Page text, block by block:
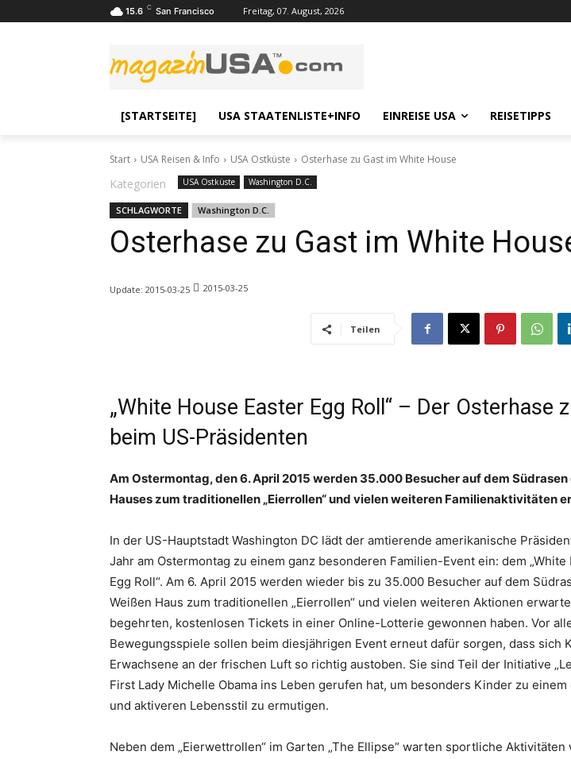
15.6 C San Francisco Freitag, 07. August, 2026
[STARTSEITE] USA STAATENLISTE+INFO EINREISE USA REISETIPPS
Start USA Reisen & Info USA Ostküste Osterhase zu Gast im White House
Kategorien USA Ostküste Washington D.C.
SCHLAGWORTE Washington D.C.
Osterhase zu Gast im White
Update: 2015-03-25 2015-03-25
Teilen
„White House Easter Egg Roll“ – Der Osterhase
beim US-Präsidenten
Am Ostermontag, den 6. April 2015 werden 35.000 Besucher auf dem Südrasen
Hauses zum traditionellen „Eierrollen“ und vielen weiteren Familienaktivitäten
In der US-Hauptstadt Washington DC lädt der amtierende amerikanische
Jahr am Ostermontag zu einem ganz besonderen Familien-Event ein: dem „White
Egg Roll“. Am 6. April 2015 werden wieder bis zu 35.000 Besucher auf dem
Weißen Haus zum traditionellen „Eierrollen“ und vielen weiteren Aktionen
begehrten, kostenlosen Tickets in einer Online-Lotterie gewonnen haben. Vor
Bewegungsspiele sollen beim diesjährigen Event erneut dafür sorgen, dass sich
Erwachsene an der frischen Luft so richtig austoben. Sie sind Teil der Initiative
First Lady Michelle Obama ins Leben gerufen hat, um besonders Kinder zu
und aktiveren Lebensstil zu ermutigen.
Neben dem „Eierwettrollen“ im Garten „The Ellipse“ warten sportliche